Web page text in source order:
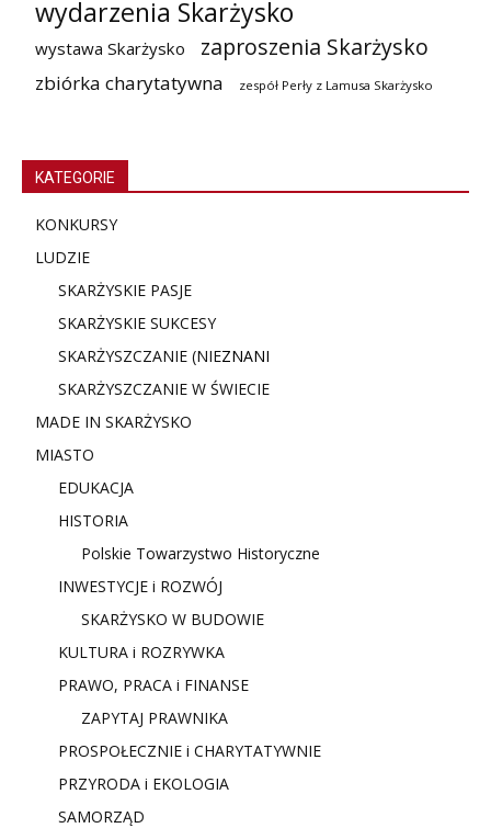
wydarzenia Skarżysko
wystawa Skarżysko zaproszenia Skarżysko
zbiórka charytatywna zespół Perły z Lamusa Skarżysko
KATEGORIE
KONKURSY
LUDZIE
SKARŻYSKIE PASJE
SKARŻYSKIE SUKCESY
SKARŻYSZCZANIE (NIEZNANI
SKARŻYSZCZANIE W ŚWIECIE
MADE IN SKARŻYSKO
MIASTO
EDUKACJA
HISTORIA
Polskie Towarzystwo Historyczne
INWESTYCJE i ROZWÓJ
SKARŻYSKO W BUDOWIE
KULTURA i ROZRYWKA
PRAWO, PRACA i FINANSE
ZAPYTAJ PRAWNIKA
PROSPOŁECZNIE i CHARYTATYWNIE
PRZYRODA i EKOLOGIA
SAMORZĄD